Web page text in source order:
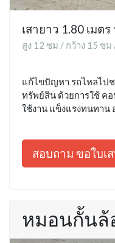
เสายาว 1.80 เมต
สูง 12 ซม / กว้าง 15 ซ
แก้ไขปัญหา รถไหลไป
ทรัพย์สิน ด้วยการใช้ ค
ใช้งาน แข็งแรงทนทาน
สอบถาม ขอใบเ
หมอนกั้นล้